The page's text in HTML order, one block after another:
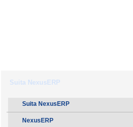
Suita NexusERP
Suita NexusERP
NexusERP